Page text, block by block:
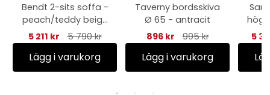
Bendt 2-sits soffa -
peach/teddy beige
dyna
5 211 kr 5 790 kr
Lägg i varukorg
Taverny bordsskiva
Ø 65 - antracit
896 kr
995 kr
Lägg i varukorg
hög,
5